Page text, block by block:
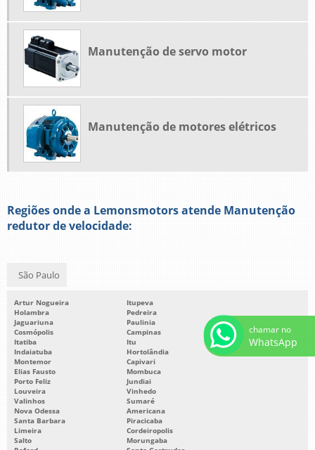
Manutenção de servo motor
Manutenção de motores elétricos
Regiões onde a Lemonsmotors atende Manutenção
redutor de velocidade:
São Paulo
Artur Nogueira
Itupeva
Holambra
Pedreira
Jaguariuna
Paulinia
Cosmópolis
Campinas
Itatiba
Itu
Indaiatuba
Hortolândia
Montemor
Capivari
Elias Fausto
Mombuca
Porto Feliz
Jundiai
Louveira
Vinhedo
Valinhos
Sumaré
Nova Odessa
Americana
Santa Barbara
Piracicaba
Limeira
Cordeiropolis
Salto
Morungaba
chamar no
WhatsApp